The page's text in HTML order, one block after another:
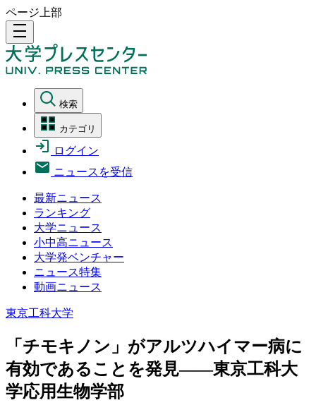
ページ上部
density_medium
検索
カテゴリ
ログイン
ニュースを受信
最新ニュース
ランキング
大学ニュース
小中高ニュース
大学発ベンチャー
ニュース特集
動画ニュース
東京工科大学
「チモキノン」がアルツハイマー病に
有効であることを発見――東京工科大
学応用生物学部